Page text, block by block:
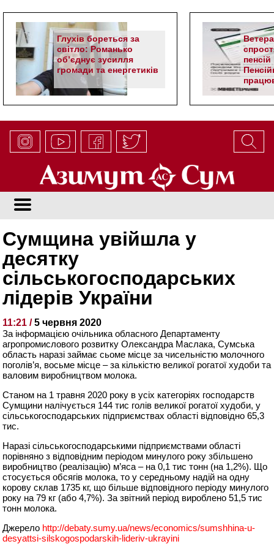
Глухів бореться за
світло: Романько
об’єднує зусилля
громади та енергетиків
Сумщина увійшла у
десятку
сільськогосподарських
лідерів України
11:21 /5 червня 2020
За інформацією очільника обласного Департаменту
агропромислового розвитку Олександра Маслака, Сумська
область наразі займає сьоме місце за чисельністю молочного
поголів’я, восьме місце – за кількістю великої рогатої худоби та
валовим виробництвом молока.
Станом на 1 травня 2020 року в усіх категоріях господарств
Сумщини налічується 144 тис голів великої рогатої худоби, у
сільськогосподарських підприємствах області відповідно 65,3
тис.
Наразі сільськогосподарськими підприємствами області
порівняно з відповідним періодом минулого року збільшено
виробництво (реалізацію) м’яса – на 0,1 тис тонн (на 1,2%). Що
стосується обсягів молока, то у середньому надій на одну
корову склав 1735 кг, що більше відповідного періоду минулого
року на 79 кг (або 4,7%). За звітний період вироблено 51,5 тис
тонн молока.
Джерело http://debaty.sumy.ua/news/economics/sumshhina-u-
desyattsi-silskogospodarskih-lideriv-ukrayini